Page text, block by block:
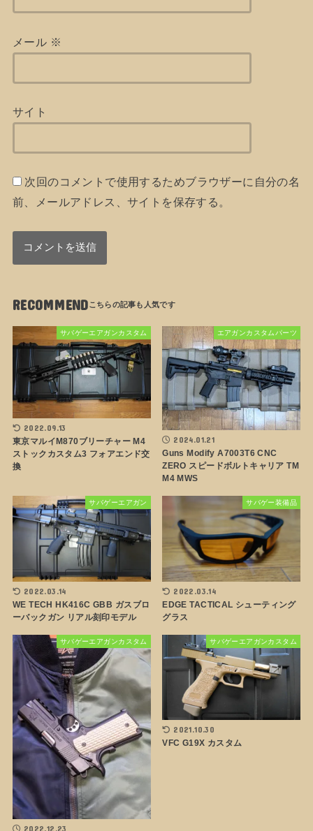
メール ※
サイト
次回のコメントで使用するためブラウザーに自分の名
前、メールアドレス、サイトを保存する。
RECOMMEND
サバゲーエアガンカスタム
2022.09.13
東京マルイM870ブリーチャー M4
ストックカスタム3 フォアエンド交
換
エアガンカスタムパーツ
2024.01.21
Guns Modify A7003T6 CNC
ZERO スピードボルトキャリア TM
M4 MWS
サバゲーエアガン
2022.03.14
WE TECH HK416C GBB ガスブロ
ーバックガン リアル刻印モデル
サバゲー装備品
2022.03.14
EDGE TACTICAL シューティング
グラス
サバゲーエアガンカスタム
2022.12.23
サバゲーエアガンカスタム
2021.10.30
VFC G19X カスタム